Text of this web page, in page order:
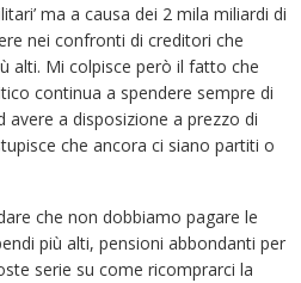
ma a causa dei 2 mila miliardi di
nei confronti di creditori che
alti. Mi colpisce però il fatto che
continua a spendere sempre di
avere a disposizione a prezzo di
che ancora ci siano partiti o
che non dobbiamo pagare le
più alti, pensioni abbondanti per
serie su come ricomprarci la